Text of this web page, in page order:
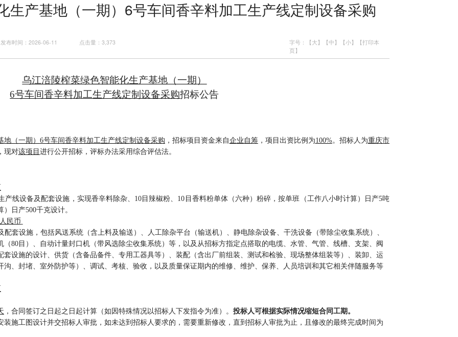
生产基地（一期）6号车间香辛料加工生产线定制设备采购
发布时间：2026-06-11 点击量：3,373 字号： 【大】 【中】 【小】
【打印本
页】
乌江涪陵榨菜绿色智能化生产基地（一期）
6号车间香辛料加工生产线定制设备采购招标公告
（一期） 6号车间香辛料加工生产线定制设备采购 ， 招标项目 资金来自企业自筹，项目出资比例为100%。 招标人 为重庆市
现对该项目 进行公开招标， 评标办法采用综合评估法。
产线设备及配套设施，实现香辛料除杂、 10目辣椒粉、10目香料粉单体（六种）粉碎，按单班（工作八小时计算）日产5吨
）日产500千克设计。
民币
配套设施， 包括风送系统（含上料及输送）、人工除杂平台（输送机）、 静电除杂设备、干洗设备（带除尘收集系统）、
（80目 ）、 自动计量封口机（带风选除尘收集系统） 等，以及从招标方指定点搭取的电缆、水管、气管、 线槽、支架、阀
套设施的设计、供货（含备品备件、专用工器具等）、装配（含出厂前组装、测试和检验、现场整体组装等） 、装卸、运
沟、封堵、 室外防护等） 、调试、 考核、 验收 ， 以及 质量保证期内的维修、维护、保养、人员培训 和其它相关伴随服务等
， 合同签订之日起之日起计算（如因特殊情况以招标人下发指令为准）。 投标人可根据实际情况缩短合同工期。
装施工图设计并交招标人审批，如未达到招标人要求的，需要重新修改，直到 招标人审批为止， 且 修改的最终完成时间为